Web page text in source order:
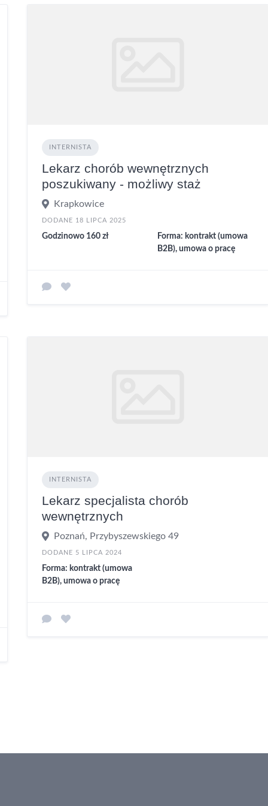
INTERNISTA
Lekarz chorób wewnętrznych
poszukiwany - możliwy staż
Krapkowice
DODANE 18 LIPCA 2025
Godzinowo 160 zł
Forma: kontrakt (umowa
B2B), umowa o pracę
INTERNISTA
Lekarz specjalista chorób
wewnętrznych
Poznań, Przybyszewskiego 49
DODANE 5 LIPCA 2024
Forma: kontrakt (umowa
B2B), umowa o pracę